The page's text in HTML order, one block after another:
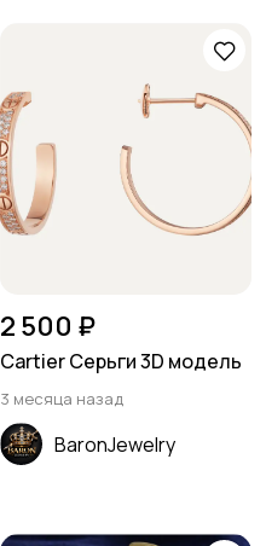
2 500 ₽
Cartier Серьги 3D модель
3 месяца назад
BaronJewelry